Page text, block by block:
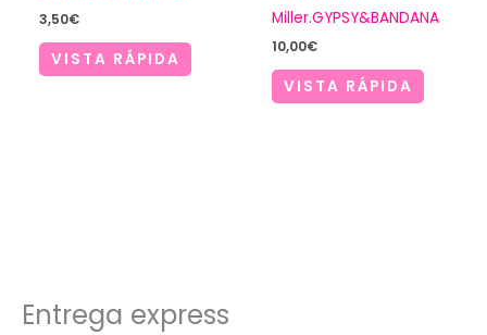
3,50€
VISTA RÁPIDA
Miller.GYPSY&BANDANA
10,00€
VISTA RÁPIDA
Entrega express